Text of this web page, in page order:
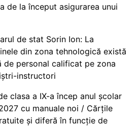
de la început asigurarea unui
de stat Sorin Ion: La
din zona tehnologică există
de personal calificat pe zona
instructori
clasa a IX-a încep anul școlar
cu manuale noi / Cărțile
și diferă în funcție de